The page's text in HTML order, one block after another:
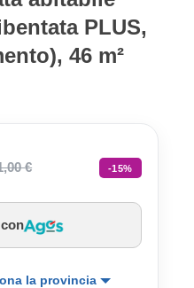
PLUS,
46 m²
€ -15%
la provincia